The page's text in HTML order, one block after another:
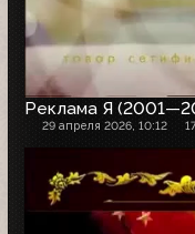
Реклама Я
29 апреля 2026, 10:12